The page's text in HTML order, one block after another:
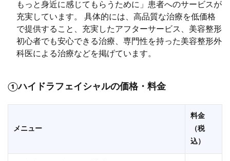
もっと身近に感じてもらうために」患者へのサービスが
充実しています。 具体的には、高品質な治療を低価格
で提供すること、充実したアフターサービス、美容整形
初心者でも安心できる治療、専門性を持った美容整形外
科医による治療などを掲げています。
①ハイドラフェイシャルの価格・料金
メニュー
料金
（税
込）